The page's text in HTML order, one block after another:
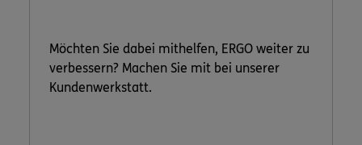
Möchten Sie dabei mithelfen, ERGO weiter zu
verbessern? Machen Sie mit bei unserer
Kundenwerkstatt.